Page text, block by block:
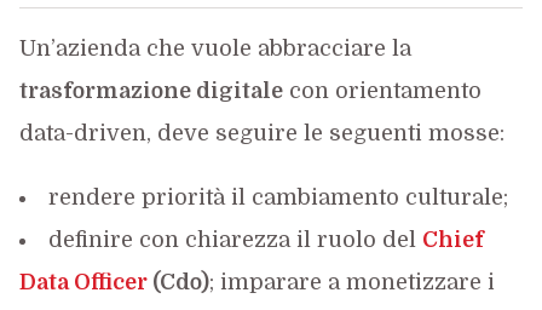
Un’azienda che vuole abbracciare la
trasformazione digitalecon orientamento
data-driven, deve seguire le seguenti mosse:
rendere priorità il cambiamento culturale;
definire con chiarezza il ruolo del Chief
Data Officer(Cdo); imparare a monetizzare i